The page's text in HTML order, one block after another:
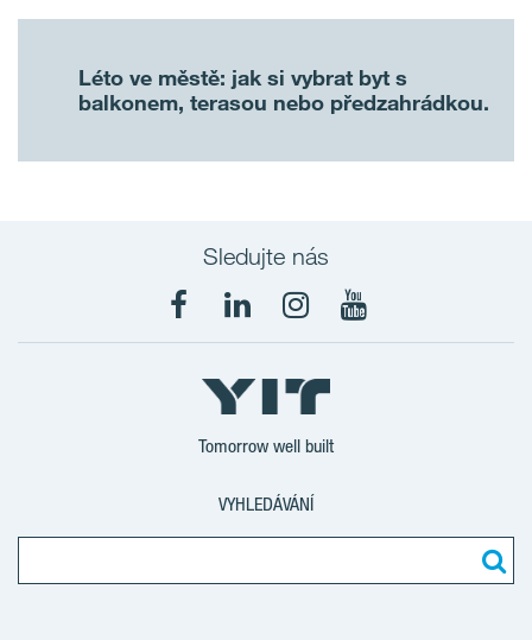
Léto ve městě: jak si vybrat byt s
balkonem, terasou nebo předzahrádkou.
Sledujte nás
Tomorrow well built
VYHLEDÁVÁNÍ